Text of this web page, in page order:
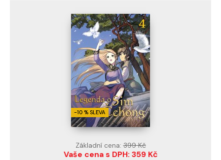
-10 % SLEVA
Základní cena:399 Kč
Vaše cena s DPH: 359 Kč